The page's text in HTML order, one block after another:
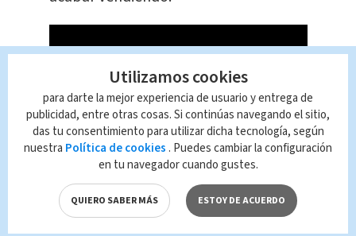
¿Qué es el euro?
Utilizamos cookies
para darte la mejor experiencia de usuario y entrega de
publicidad, entre otras cosas. Si continúas navegando el sitio,
das tu consentimiento para utilizar dicha tecnología, según
nuestra Política de cookies . Puedes cambiar la configuración
en tu navegador cuando gustes.
QUIERO SABER MÁS ESTOY DE ACUERDO